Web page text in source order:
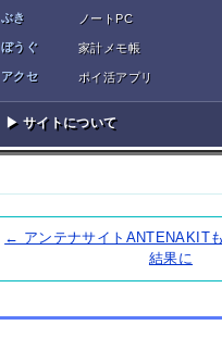
ぶき ノートPC
ぼうぐ 家計メモ帳
アクセ ポイ活アプリ
▶ サイトについて
← アンテナサイトANTENAKIT
結果に